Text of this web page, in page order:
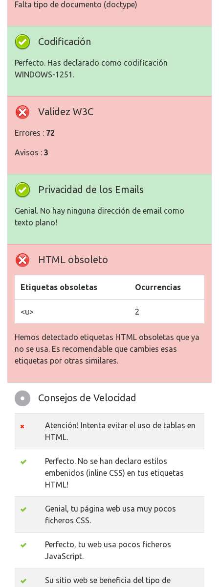
Falta tipo de documento (doctype)
Codificación
Perfecto. Has declarado como codificación
WINDOWS-1251.
Validez W3C
Errores : 72
Avisos : 3
Privacidad de los Emails
Genial. No hay ninguna dirección de email como
texto plano!
HTML obsoleto
Etiquetas obsoletas Ocurrencias
<u> 2
Hemos detectado etiquetas HTML obsoletas que ya
no se usa. Es recomendable que cambies esas
etiquetas por otras similares.
Consejos de Velocidad
Atención! Intenta evitar el uso de tablas en
HTML.
Perfecto. No se han declaro estilos
embenidos (inline CSS) en tus etiquetas
HTML!
Genial, tu página web usa muy pocos
ficheros CSS.
Perfecto, tu web usa pocos ficheros
JavaScript.
Su sitio web se beneficia del tipo de